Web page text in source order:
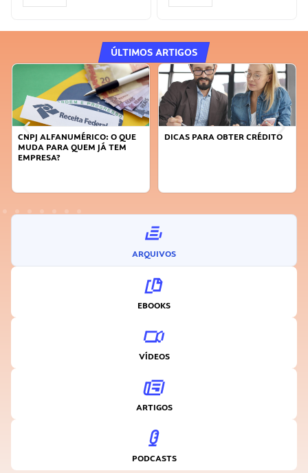
ÚLTIMOS ARTIGOS
DICAS PARA OBTER CRÉDITO
FAÇA A DIFERENÇA: SEJA
ARQUIVOS
EBOOKS
VÍDEOS
ARTIGOS
PODCASTS